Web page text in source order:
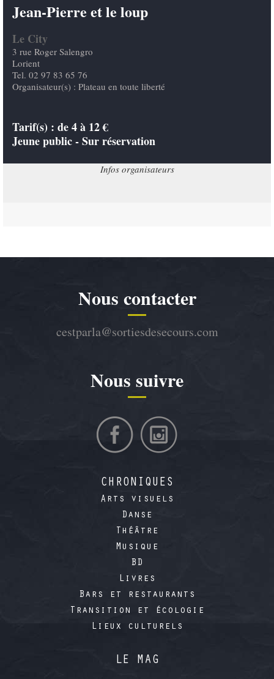
Jean-Pierre et le loup
Le City
3 rue Roger Salengro
Lorient
Tel. 02 97 83 65 76
Organisateur(s) : Plateau en toute liberté
Tarif(s) : de 4 à 12 €
Jeune public - Sur réservation
Infos organisateurs
Nous contacter
cestparla@sortiesdesecours.com
Nous suivre
CHRONIQUES
Arts visuels
Danse
Théâtre
Musique
BD
Livres
Bars et restaurants
Transition et écologie
Lieux culturels
LE MAG